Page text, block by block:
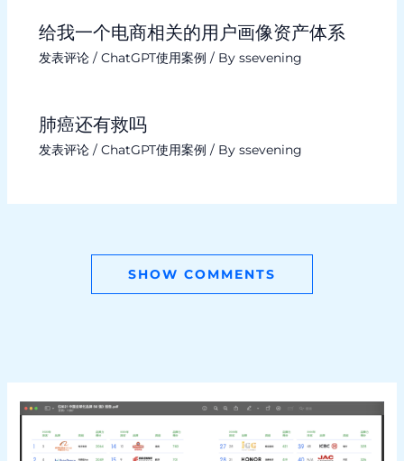
给我一个电商相关的用户画像资产体系
发表评论 / ChatGPT使用案例 / By ssevening
肺癌还有救吗
发表评论 / ChatGPT使用案例 / By ssevening
SHOW COMMENTS